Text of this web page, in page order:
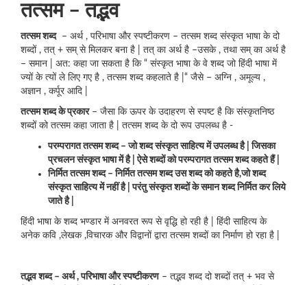
तत्सम – तद्भव
तत्सम शब्द– अर्थ , परिभाषा और स्पष्टीकरण – तत्सम शब्द संस्कृत भाषा के दो
शब्दों , तत् + सम् से मिलकर बना है | तत् का अर्थ है –उसके , तथा सम् का अर्थ है
– समान | अत: कहा जा सकता है कि “ संस्कृत भाषा के वे शब्द जो हिंदी भाषा में
ज्यों के त्यों ले लिए गए है , तत्सम शब्द कहलाते है |“ जैसे – अग्नि , अमूल्य ,
अज्ञान , कर्पूर आदि |
तत्सम शब्द के प्रकार– जैसा कि ऊपर के उदाहरण से स्पष्ट है कि संस्कृतनिष्ठ
शब्दों को तत्सम कहा जाता है | तत्सम शब्द के दो रूप उपलब्ध है ‌-
परम्परागत तत्सम शब्द– जो शब्द संस्कृत साहित्य में उपलब्ध है | जिसका
प्रचलन संस्कृत भाषा में है | ऐसे शब्दों को परम्परागत तत्सम शब्द कहते हैं |
निर्मित तत्सम शब्द– निर्मित तत्सम शब्द उस शब्द को कहते है,जो शब्द
संस्कृत साहित्य में नहीं है | परंतु संस्कृत शब्दों के समान शब्द निर्मित कर लिये
जाते है |
हिंदी भाषा के शब्द भण्डार में अनवरत रूप से वृद्धि हो रही है | हिंदी साहित्य के
अनेक कवि ,लेखक ,विचारक और विद्वानों द्वारा तत्सम शब्दों का निर्माण हो रहा है |
तद्भव शब्द – अर्थ, परिभाषा और स्पष्टीकरण– तद्भव शब्द दो शब्दों तत् + भव से